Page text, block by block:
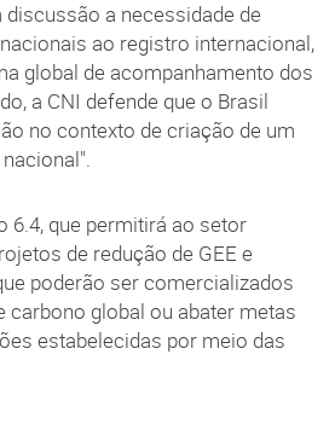
discussão a necessidade de
ao registro internacional,
global de acompanhamento dos
a CNI defende que o Brasil
no contexto de criação de um
6.4, que permitirá ao setor
de redução de GEE e
poderão ser comercializados
carbono global ou abater metas
estabelecidas por meio das